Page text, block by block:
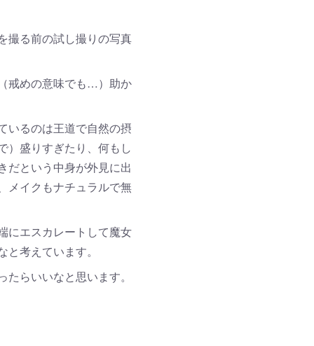
撮る前の試し撮りの写真
戒めの意味でも…）助か
いるのは王道で自然の摂
）盛りすぎたり、何もし
だという中身が外見に出
メイクもナチュラルで無
にエスカレートして魔女
考えています。
らいいなと思います。